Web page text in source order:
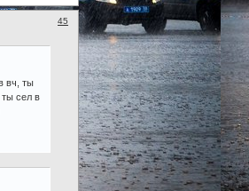
45
вч, ты
ты сел в